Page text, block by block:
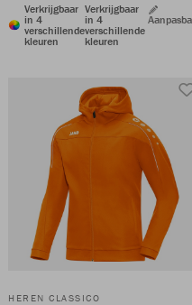
Verkrijgbaar
in 4
verschillende
kleuren
Verkrijgbaar
in 4
verschillende
kleuren
HEREN CLASSICO